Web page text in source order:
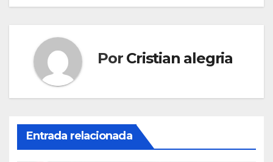
Por Cristian alegria
Entrada relacionada